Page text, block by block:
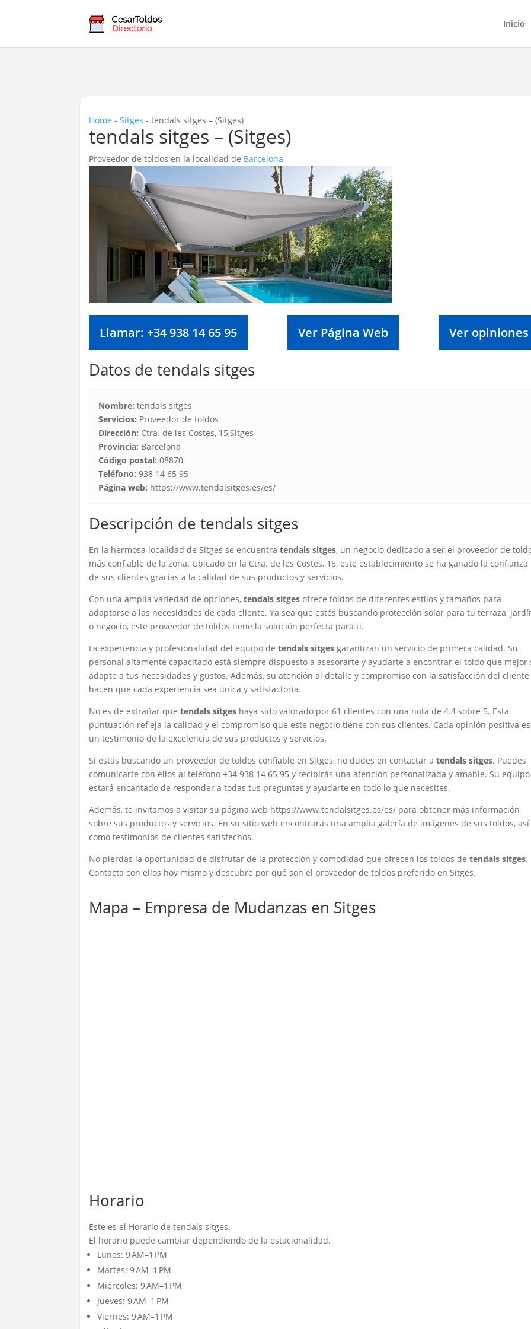
Inicio
Home -Sitges -tendals sitges – (Sitges)
tendals sitges – (Sitges)
Proveedor de toldos en la localidad de Barcelona
Llamar: +34 938 14 65 95 Ver Página Web Ver opiniones
Datos de tendals sitges
Nombre: tendals sitges
Servicios: Proveedor de toldos
Dirección: Ctra. de les Costes, 15,Sitges
Provincia: Barcelona
Código postal: 08870
Teléfono: 938 14 65 95
Página web: https://www.tendalsitges.es/es/
Descripción de tendals sitges
En la hermosa localidad de Sitges se encuentratendals sitges, un negocio dedicado a ser el proveedor de
más confiable de la zona. Ubicado en la Ctra. de les Costes, 15, este establecimiento se ha ganado la confianza
de sus clientes gracias a la calidad de sus productos y servicios.
Con una amplia variedad de opciones,tendals sitges ofrece toldos de diferentes estilos y tamaños para
adaptarse a las necesidades de cada cliente. Ya sea que estés buscando protección solar para tu terraza,
o negocio, este proveedor de toldos tiene la solución perfecta para ti.
La experiencia y profesionalidad del equipo detendals sitges garantizan un servicio de primera calidad. Su
personal altamente capacitado está siempre dispuesto a asesorarte y ayudarte a encontrar el toldo que mejor
adapte a tus necesidades y gustos. Además, su atención al detalle y compromiso con la satisfacción del cliente
hacen que cada experiencia sea única y satisfactoria.
No es de extrañar quetendals sitges haya sido valorado por 61 clientes con una nota de 4.4 sobre 5. Esta
puntuación refleja la calidad y el compromiso que este negocio tiene con sus clientes. Cada opinión positiva es
un testimonio de la excelencia de sus productos y servicios.
Si estás buscando un proveedor de toldos confiable en Sitges, no dudes en contactar atendals sitges. Puedes
comunicarte con ellos al teléfono +34 938 14 65 95 y recibirás una atención personalizada y amable. Su equipo
estará encantado de responder a todas tus preguntas y ayudarte en todo lo que necesites.
Además, te invitamos a visitar su página web https://www.tendalsitges.es/es/ para obtener más información
sobre sus productos y servicios. En su sitio web encontrarás una amplia galería de imágenes de sus toldos, así
como testimonios de clientes satisfechos.
No pierdas la oportunidad de disfrutar de la protección y comodidad que ofrecen los toldos detendals sitges.
Contacta con ellos hoy mismo y descubre por qué son el proveedor de toldos preferido en Sitges.
Mapa – Empresa de Mudanzas en Sitges
Horario
Este es el Horario de tendals sitges.
El horario puede cambiar dependiendo de la estacionalidad.
Lunes: 9 AM–1 PM
Martes: 9 AM–1 PM
Miércoles: 9 AM–1 PM
Jueves: 9 AM–1 PM
Viernes: 9 AM–1 PM